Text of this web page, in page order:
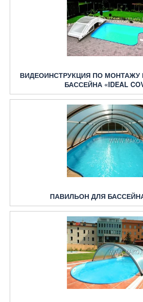
ВИДЕОИНСТРУКЦИЯ ПО
БАССЕЙНА «IDEAL
ПАВИЛЬОН ДЛЯ